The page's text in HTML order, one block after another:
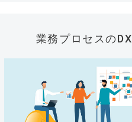
業務プロセスのDX